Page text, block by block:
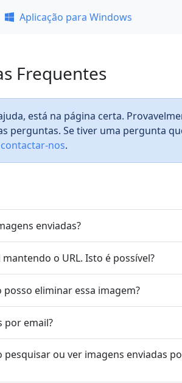
Aplicação para Windows
Frequentes
está na página certa.
perguntas. Se tiver uma pergunta
contactar-nos.
enviadas?
o URL. Isto é possível?
eliminar essa imagem?
por email?
pesquisar ou ver imagens enviadas